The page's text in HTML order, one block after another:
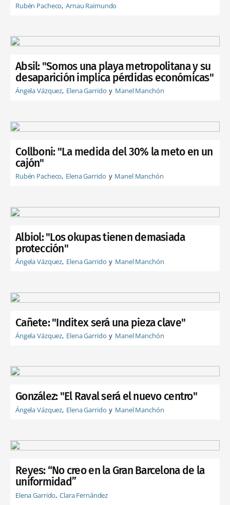
Rubén Pacheco Arnau Raimundo
Absil: "Somos una playa metropolitana y su
desaparición implica pérdidas económicas"
Ángela Vázquez Elena Garrido Manel Manchón
Collboni: "La medida del 30% la meto en un
cajón"
Rubén Pacheco Elena Garrido Manel Manchón
Albiol: "Los okupas tienen demasiada
protección"
Ángela Vázquez Elena Garrido Manel Manchón
Cañete: "Inditex será una pieza clave"
Ángela Vázquez Elena Garrido Manel Manchón
González: "El Raval será el nuevo centro"
Ángela Vázquez Elena Garrido Manel Manchón
Reyes: “No creo en la Gran Barcelona de la
uniformidad”
Elena Garrido Clara Fernández